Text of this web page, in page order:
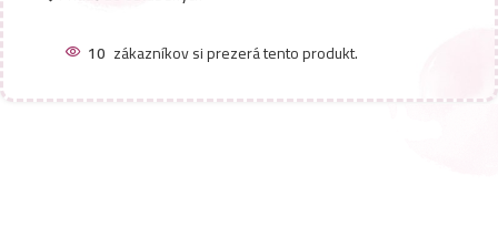
10 zákazníkov si prezerá tento produkt.